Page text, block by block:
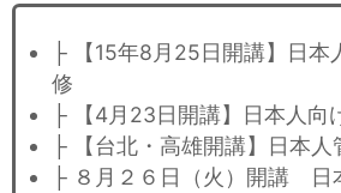
├ 【15年8月25日開講】日本
修
├ 【4月23日開講】日本人向
├ 【台北・高雄開講】日本人
├ ８月２６日（火）開講 日